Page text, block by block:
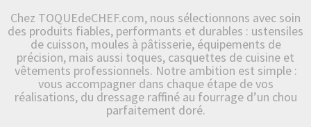
Chez TOQUEdeCHEF.com, nous sélectionnons avec soin
des produits fiables, performants et durables : ustensiles
de cuisson, moules à pâtisserie, équipements de
précision, mais aussi toques, casquettes de cuisine et
vêtements professionnels. Notre ambition est simple :
vous accompagner dans chaque étape de vos
réalisations, du dressage raffiné au fourrage d’un chou
parfaitement doré.